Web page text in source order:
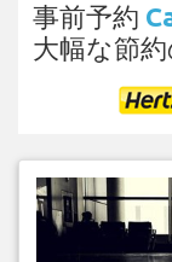
事前予約
大幅な節約